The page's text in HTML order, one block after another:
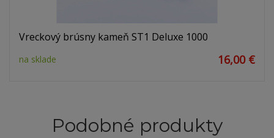
Vreckový brúsny kameň ST1 Deluxe 1000
na sklade 16,00 €
Podobné produkty